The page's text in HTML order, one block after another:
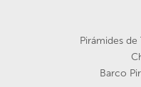
Pirámides
Barco